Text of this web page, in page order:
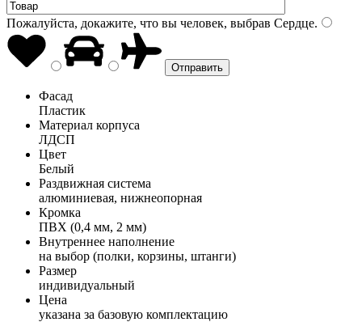
Пожалуйста, докажите, что вы человек, выбрав Сердце.
Фасад
Пластик
Материал корпуса
ЛДСП
Цвет
Белый
Раздвижная система
алюминиевая, нижнеопорная
Кромка
ПВХ (0,4 мм, 2 мм)
Внутреннее наполнение
на выбор (полки, корзины, штанги)
Размер
индивидуальный
Цена
указана за базовую комплектацию